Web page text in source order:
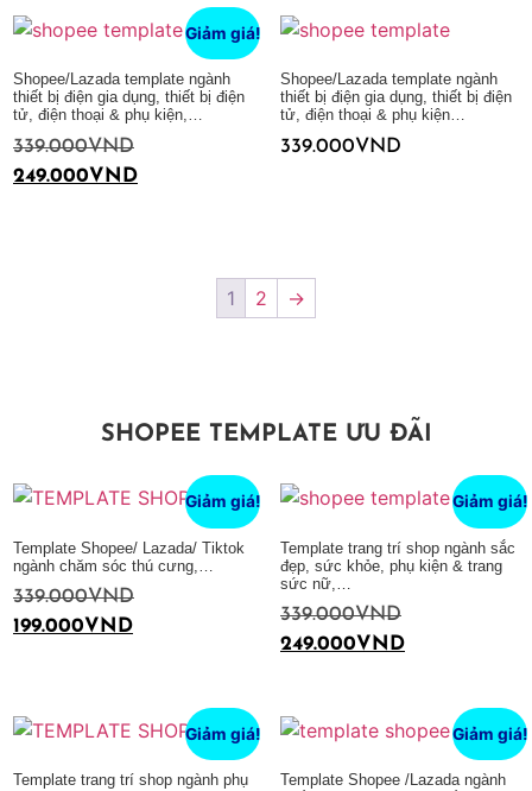
Giảm giá!
Shopee/Lazada template ngành
thiết bị điện gia dụng, thiết bị điện
tử, điện thoại & phụ kiện,…
339.000VND
249.000VND
Shopee/Lazada template ngành
thiết bị điện gia dụng, thiết bị điện
tử, điện thoại & phụ kiện…
339.000VND
1 2 →
SHOPEE TEMPLATE ƯU ĐÃI
Giảm giá!
Template Shopee/ Lazada/ Tiktok
ngành chăm sóc thú cưng,…
339.000VND
199.000VND
Giảm giá!
Template trang trí shop ngành sắc
đẹp, sức khỏe, phụ kiện & trang
sức nữ,…
339.000VND
249.000VND
Giảm giá!
Template trang trí shop ngành phụ
Giảm giá!
Template Shopee /Lazada ngành